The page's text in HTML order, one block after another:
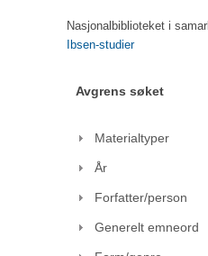
Nasjonalbiblioteket i
Ibsen-studier
Avgrens søket
Materialtyper
År
Forfatter/person
Generelt emneord